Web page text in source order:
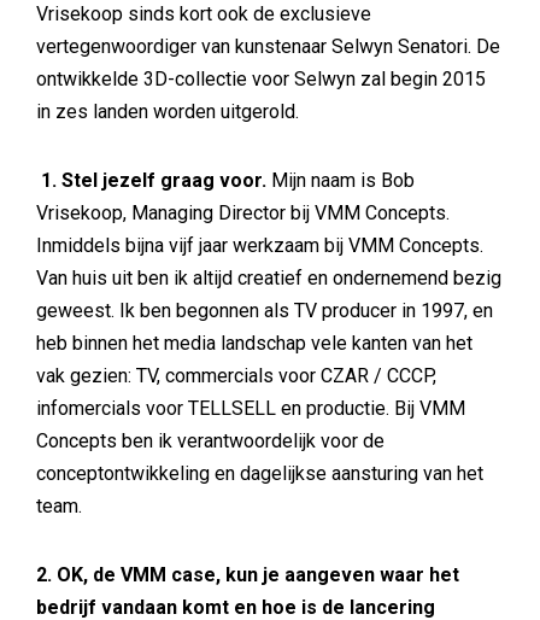
Vrisekoop sinds kort ook de exclusieve
vertegenwoordiger van kunstenaar Selwyn Senatori. De
ontwikkelde 3D-collectie voor Selwyn zal begin 2015
in zes landen worden uitgerold.
1. Stel jezelf graag voor. Mijn naam is Bob
Vrisekoop, Managing Director bij VMM Concepts.
Inmiddels bijna vijf jaar werkzaam bij VMM Concepts.
Van huis uit ben ik altijd creatief en ondernemend bezig
geweest. Ik ben begonnen als TV producer in 1997, en
heb binnen het media landschap vele kanten van het
vak gezien: TV, commercials voor CZAR / CCCP,
infomercials voor TELLSELL en productie. Bij VMM
Concepts ben ik verantwoordelijk voor de
conceptontwikkeling en dagelijkse aansturing van het
team.
2. OK, de VMM case, kun je aangeven waar het
bedrijf vandaan komt en hoe is de lancering